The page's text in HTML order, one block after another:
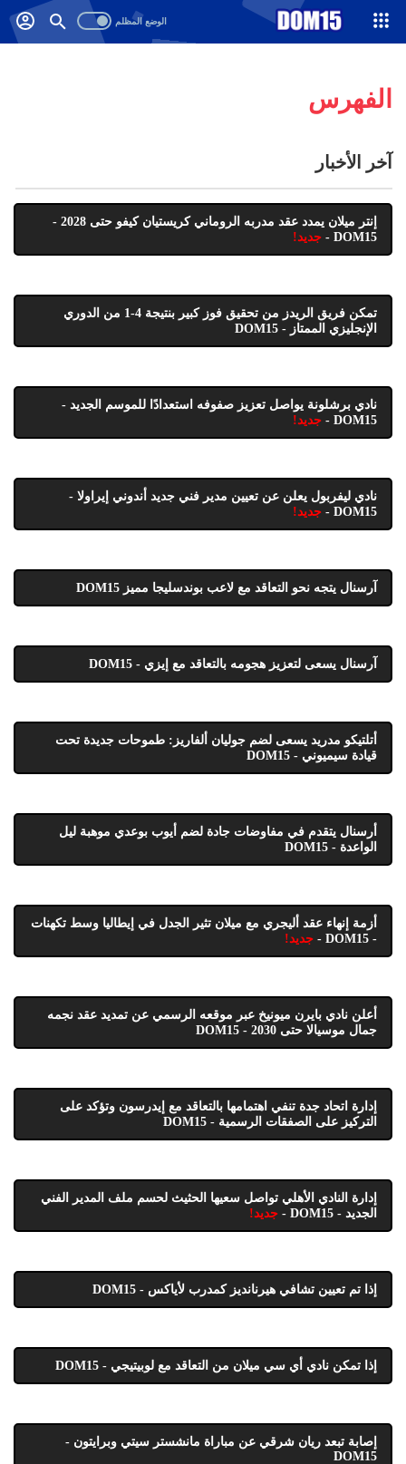
-->
الفهرس
آخر الأخبار
إنتر ميلان يمدد عقد مدربه الروماني كريستيان كيفو حتى 2028 -
DOM15 -
جديد!
تمكن فريق الريدز من تحقيق فوز كبير بنتيجة 4-1 من الدوري
الإنجليزي الممتاز - DOM15
نادي برشلونة يواصل تعزيز صفوفه استعدادًا للموسم الجديد -
DOM15 -
جديد!
نادي ليفربول يعلن عن تعيين مدير فني جديد أندوني إيراولا -
DOM15 -
جديد!
آرسنال يتجه نحو التعاقد مع لاعب بوندسليجا مميز DOM15
آرسنال يسعى لتعزيز هجومه بالتعاقد مع إيزي - DOM15
أتلتيكو مدريد يسعى لضم جوليان ألفاريز: طموحات جديدة تحت
قيادة سيميوني - DOM15
أرسنال يتقدم في مفاوضات جادة لضم أيوب بوعدي موهبة ليل
الواعدة - DOM15
أزمة إنهاء عقد أليجري مع ميلان تثير الجدل في إيطاليا وسط تكهنات
- DOM15 -
جديد!
أعلن نادي بايرن ميونيخ عبر موقعه الرسمي عن تمديد عقد نجمه
جمال موسيالا حتى 2030 - DOM15
إدارة اتحاد جدة تنفي اهتمامها بالتعاقد مع إيدرسون وتؤكد على
التركيز على الصفقات الرسمية - DOM15
إدارة النادي الأهلي تواصل سعيها الحثيث لحسم ملف المدير الفني
الجديد - DOM15 -
جديد!
إذا تم تعيين تشافي هيرنانديز كمدرب لأياكس - DOM15
إذا تمكن نادي أي سي ميلان من التعاقد مع لوبيتيجي - DOM15
إصابة تبعد ريان شرقي عن مباراة مانشستر سيتي وبرايتون -
DOM15